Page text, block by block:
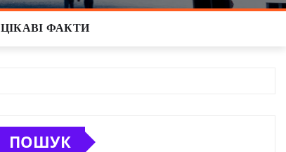
ЦІКАВІ ФАКТИ
ПОШУК